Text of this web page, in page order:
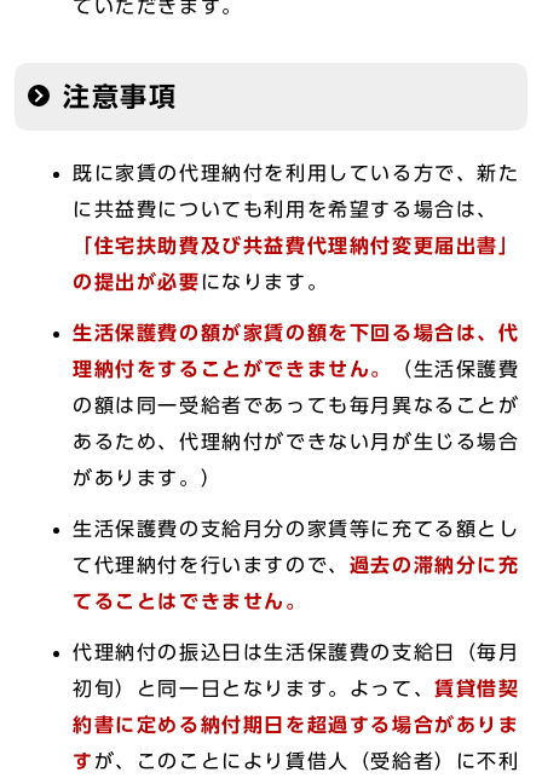
ていただきます。
注意事項
既に家賃の代理納付を利用している方で、新た
に共益費についても利用を希望する場合は、
「住宅扶助費及び共益費代理納付変更届出書」
の提出が必要 になります。
生活保護費の額が家賃の額を下回る場合は、代
理納付をすることができません。
（生活保護費
の額は同一受給者であっても毎月異なることが
あるため、代理納付ができない月が生じる場合
があります。）
生活保護費の支給月分の家賃等に充てる額とし
て代理納付を行いますので、 過去の滞納分に充
てることはできません。
代理納付の振込日は生活保護費の支給日（毎月
初旬）と同一日となります。よって、賃貸借契
約書に定める納付期日を超過する場合がありま
す が、このことにより賃借人（受給者）に不利